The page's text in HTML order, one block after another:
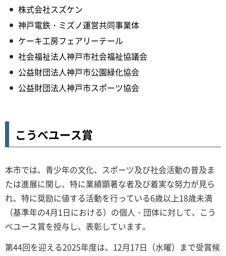
株式会社スズケン
神戸電鉄・ミズノ運営共同事業体
ケーキ工房フェアリーテール
社会福祉法人神戸市社会福祉協議会
公益財団法人神戸市公園緑化協会
公益財団法人神戸市スポーツ協会
こうべユース賞
本市では、青少年の文化、スポーツ及び社会活動の普及ま
たは進展に関し、特に業績顕著な者及び着実な努力が見ら
れ、特に奨励に値する活動を行っている6歳以上18歳未満
（基準年の4月1日における）の個人・団体に対して、こう
べユース賞を授与し、表彰しています。
第44回を迎える2025年度は、12月17日（水曜）まで受賞候